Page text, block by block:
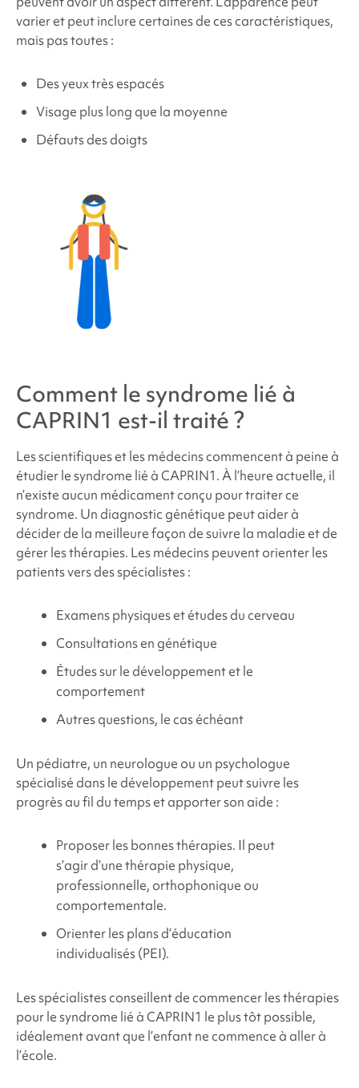
varier et peut inclure certaines de ces caractéristiques,
mais pas toutes :
Des yeux très espacés
Visage plus long que la moyenne
Défauts des doigts
Comment le syndrome lié à
CAPRIN1 est-il traité ?
Les scientifiques et les médecins commencent à peine à
étudier lesyndrome lié à CAPRIN1.À l’heure actuelle, il
n’existe aucun médicament conçu pour traiter ce
syndrome. Un diagnostic génétique peut aider à
décider de la meilleure façon de suivre la maladie et de
gérer les thérapies. Les médecins peuvent orienter les
patients vers des spécialistes :
Examens physiques et études du cerveau
Consultations en génétique
Études sur le développement et le
comportement
Autres questions, le cas échéant
Un pédiatre, un neurologue ou un psychologue
spécialisé dans le développement peut suivre les
progrès au fil du temps et apporter son aide :
Proposer les bonnes thérapies. Il peut
s’agir d’une thérapie physique,
professionnelle, orthophonique ou
comportementale.
Orienter les plans d’éducation
individualisés (PEI).
Les spécialistes conseillent de commencer les thérapies
pour lesyndrome lié à CAPRIN1 le plus tôt possible,
idéalement avant que l’enfant ne commence à aller à
l’école.